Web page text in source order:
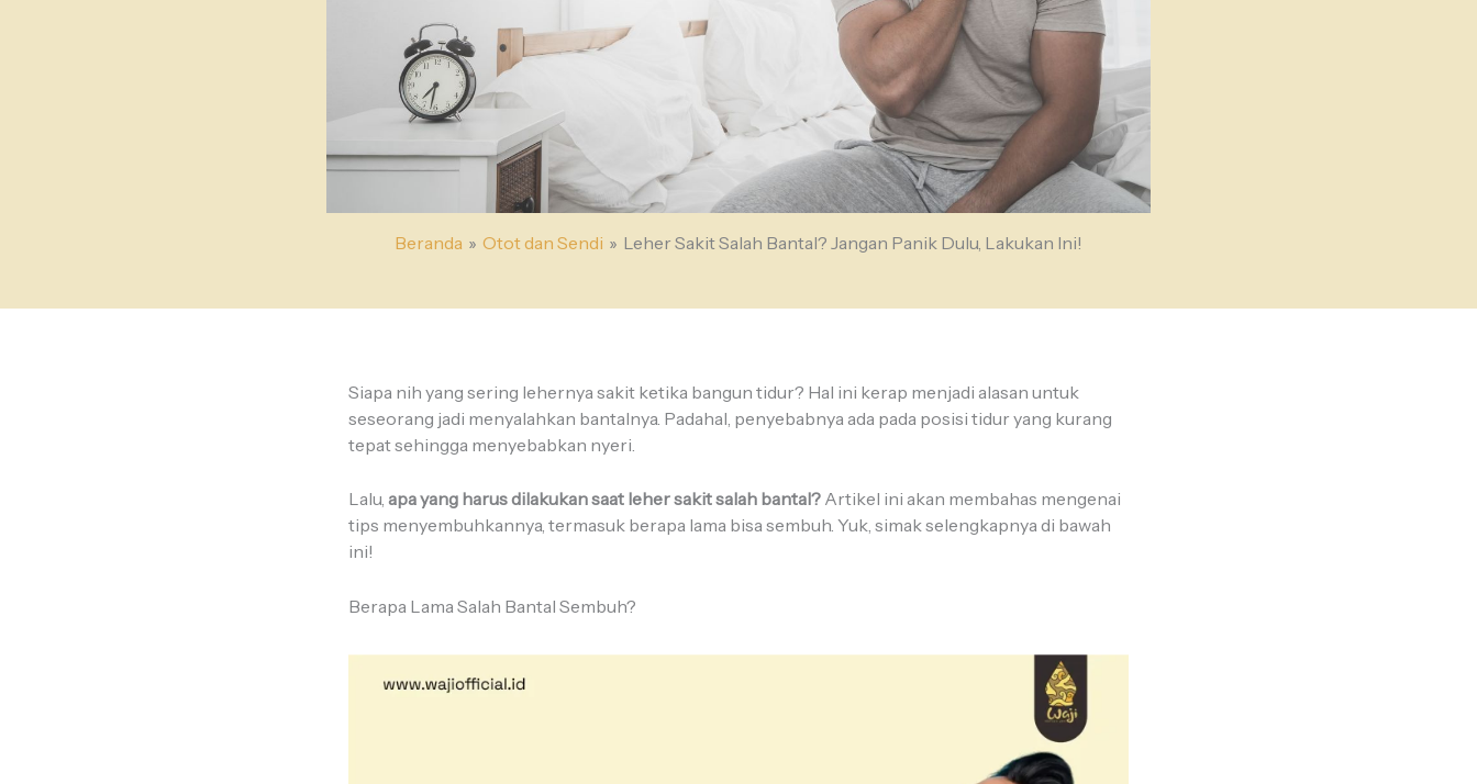
Beranda Otot dan Sendi Leher Sakit Salah Bantal? Jangan Panik Dulu, Lakukan Ini!
Siapa nih yang sering lehernya sakit ketika bangun tidur? Hal ini kerap menjadi alasan untuk
seseorang jadi menyalahkan bantalnya. Padahal, penyebabnya ada pada posisi tidur yang kurang
tepat sehingga menyebabkan nyeri.
Lalu, apa yang harus dilakukan saat leher sakit salah bantal? Artikel ini akan membahas mengenai
tips menyembuhkannya, termasuk berapa lama bisa sembuh. Yuk, simak selengkapnya di bawah
ini!
Berapa Lama Salah Bantal Sembuh?